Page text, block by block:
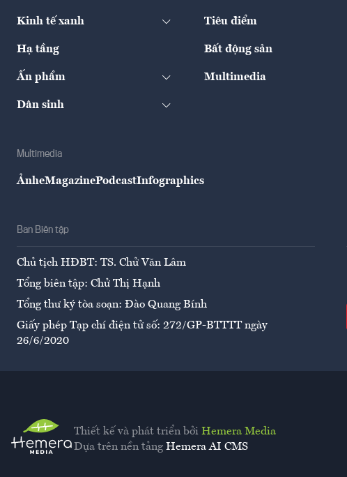
Kinh tế xanh Tiêu điểm
Hạ tầng Bất động sản
Ấn phẩm Multimedia
Dân sinh
Multimedia
ẢnheMagazinePodcastInfographics
Ban Biên tập
Chủ tịch HĐBT: TS. Chử Văn Lâm
Tổng biên tập: Chử Thị Hạnh
Tổng thư ký tòa soạn: Đào Quang Bính
Giấy phép Tạp chí điện tử số: 272/GP-BTTTT ngày
26/6/2020
Thiết kế và phát triển bởi Hemera Media
Dựa trên nền tảng Hemera AI CMS